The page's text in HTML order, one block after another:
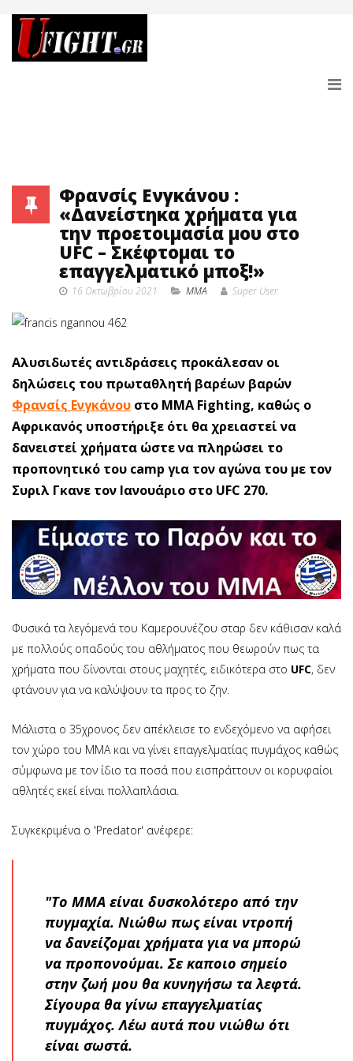
Φρανσίς Ενγκάνου :
«Δανείστηκα χρήματα για
την προετοιμασία μου στο
UFC – Σκέφτομαι το
επαγγελματικό μποξ!»
16 Οκτωβρίου 2021 MMA Super User
Αλυσιδωτές αντιδράσεις προκάλεσαν οι
δηλώσεις του πρωταθλητή βαρέων βαρών
Φρανσίς Ενγκάνου στο MMA Fighting, καθώς ο
Αφρικανός υποστήριξε ότι θα χρειαστεί να
δανειστεί χρήματα ώστε να πληρώσει το
προπονητικό του camp για τον αγώνα του με τον
Συριλ Γκανε τον Ιανουάριο στο UFC 270.
Φυσικά τα λεγόμενά του Καμερουνέζου σταρ δεν κάθισαν καλά
με πολλούς οπαδούς του αθλήματος που θεωρούν πως τα
χρήματα που δίνονται στους μαχητές, ειδικότερα στο UFC, δεν
φτάνουν για να καλύψουν τα προς το ζην.
Mάλιστα ο 35χρονος δεν απέκλεισε το ενδεχόμενο να αφήσει
τον χώρο του MMA και να γίνει επαγγελματίας πυγμάχος καθώς
σύμφωνα με τον ίδιο τα ποσά που εισπράττουν οι κορυφαίοι
αθλητές εκεί είναι πολλαπλάσια.
Συγκεκριμένα ο 'Predator' ανέφερε:
"Το MMA είναι δυσκολότερο από την
πυγμαχία. Νιώθω πως είναι ντροπή
να δανείζομαι χρήματα για να μπορώ
να προπονούμαι. Σε καποιο σημείο
στην ζωή μου θα κυνηγήσω τα λεφτά.
Σίγουρα θα γίνω επαγγελματίας
πυγμάχος. Λέω αυτά που νιώθω ότι
είναι σωστά.